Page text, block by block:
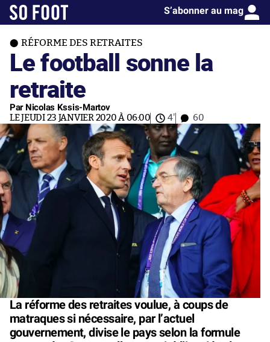
S’abonner au mag
RÉFORME DES RETRAITES
Le football sonne la
retraite
Par Nicolas Kssis-Martov
LE JEUDI 23 JANVIER 2020 À 06:00 4' 60
La réforme des retraites voulue, à coups de
matraques si nécessaire, par l’actuel
gouvernement, divise le pays selon la formule